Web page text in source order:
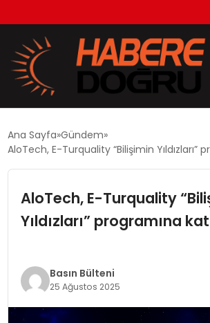
SİYASET
TEKNOLOJİ
SPOR
Ana Sayfa Gündem
AloTech, E-Turquality “Bilişimin Yıldızları”
AloTech, E-Turquality
Yıldızları” programına
Basın Bülteni
25 Ağustos 2025